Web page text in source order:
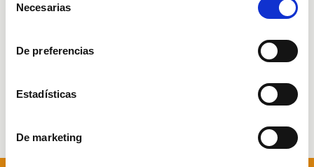
Necesarias
De preferencias
Estadísticas
De marketing
Transporte y distribución
Selección de candidatos